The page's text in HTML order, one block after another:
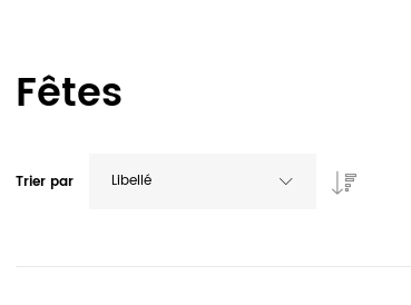
Fêtes
Trier par Libellé